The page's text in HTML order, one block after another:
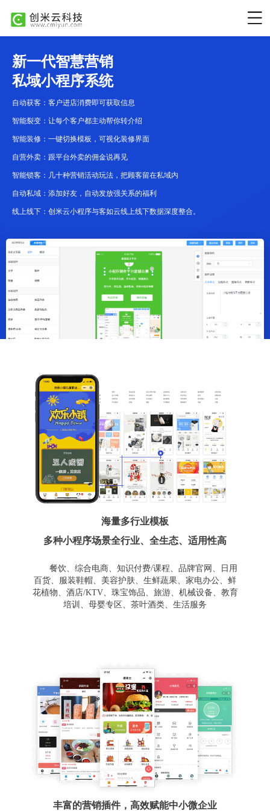
新一代智慧营销
私域小程序系统
自动获客：客户进店消费即可获取信息
智能裂变：让每个客户都主动帮你转介绍
智能装修：一键切换模板，可视化装修界面
自营外卖：跟平台外卖的佣金说再见
智能锁客：几十种营销活动玩法，把顾客留在私域内
自动私域：添加好友，自动发放强关系的福利
线上线下：创米云小程序与客如云线上线下数据深度整合。
海量多行业模板
多种小程序场景全行业、全生态、适用性高
餐饮、综合电商、知识付费/课程、品牌官网、日用
百货、服装鞋帽、美容护肤、生鲜蔬果、家电办公、鲜
花植物、酒店/KTV、珠宝饰品、旅游、机械设备、教育
培训、母婴专区、茶叶酒类、生活服务
丰富的营销插件，高效赋能中小微企业